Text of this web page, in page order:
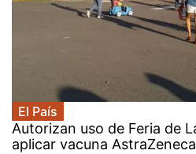
El País
Autorizan uso de Feria de
aplicar vacuna AstraZeneca